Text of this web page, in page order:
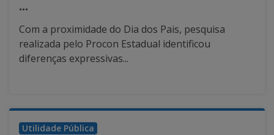
...
Com a proximidade do Dia dos Pais, pesquisa
realizada pelo Procon Estadual identificou
diferenças expressivas...
Utilidade Pública